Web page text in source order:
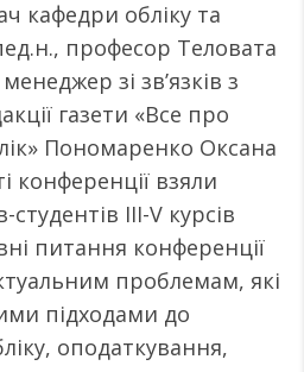
кафедри обліку та
професор Теловата
зі зв’язків з
газети «Все про
Пономаренко Оксана
конференції взяли
студентів III-V курсів
питання конференції
проблемам, які
підходами до
оподаткування,